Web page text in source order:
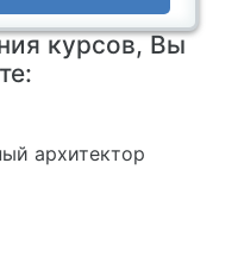
курсов, Вы